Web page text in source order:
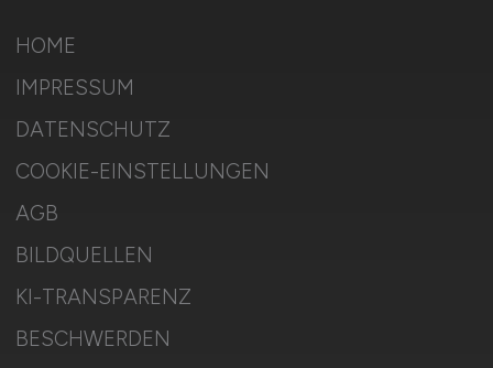
HOME
IMPRESSUM
DATENSCHUTZ
COOKIE-EINSTELLUNGEN
AGB
BILDQUELLEN
KI-TRANSPARENZ
BESCHWERDEN